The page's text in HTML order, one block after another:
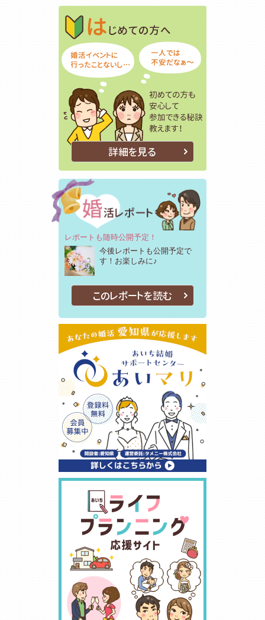
はじめての方
詳細を見る
レポートも随時公開予定！
今後レポートも公開予定で
す！お楽しみに♪
このレポートを読む